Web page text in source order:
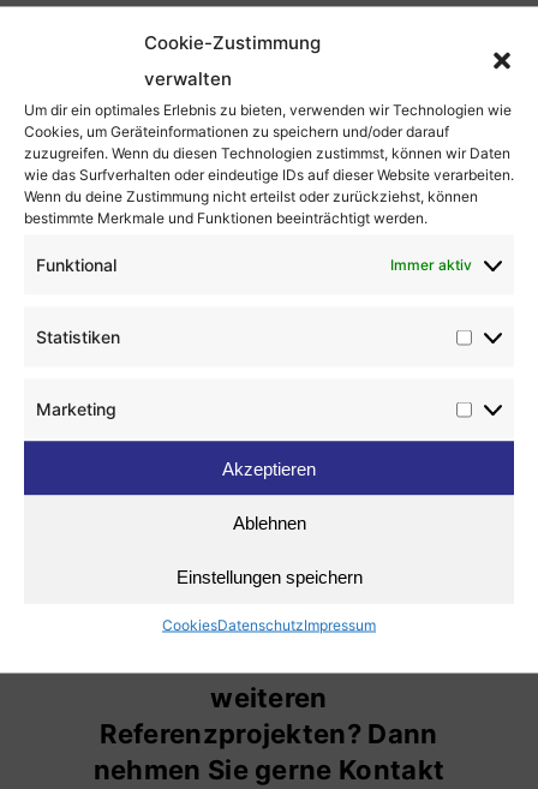
Cookie-Zustimmung
verwalten
Um dir ein optimales Erlebnis zu bieten, verwenden wir Technologien wie
Cookies, um Geräteinformationen zu speichern und/oder darauf
zuzugreifen. Wenn du diesen Technologien zustimmst, können wir Daten
wie das Surfverhalten oder eindeutige IDs auf dieser Website verarbeiten.
Wenn du deine Zustimmung nicht erteilst oder zurückziehst, können
bestimmte Merkmale und Funktionen beeinträchtigt werden.
Funktional Immer aktiv
Statistiken
Marketing
Akzeptieren
Ablehnen
Einstellungen speichern
CookiesDatenschutzImpressum
Absaugung Industrie
weiteren
Referenzprojekten? Dann
nehmen Sie gerne Kontakt